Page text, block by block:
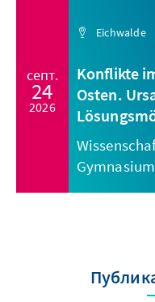
септ.
24
2026
Eichwalde
Konflikte
Osten.